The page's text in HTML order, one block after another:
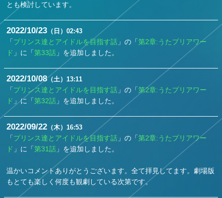
とも検討しています。
2022 10 23 （日） 02:43
「プリンス達とアイドルを目指す話 」の「第2章:うたプリアワー
ド 」に「第33話 」を追加しました。
2022 10 08（土） 13:11
「プリンス達とアイドルを目指す話 」の「第2章:うたプリアワー
ド 」に「第32話 」を追加しました。
2022 09 22 （木） 16:53
「プリンス達とアイドルを目指す話 」の「第2章:うたプリアワー
ド 」に「第31話 」を追加しました。
温かいコメントありがとうございます。全て拝見してます。劇場版
もとても楽しく何度も観劇している次第です。